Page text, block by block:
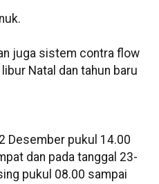
juga sistem contra flow
Natal dan tahun baru
Desember pukul 14.00
dan pada tanggal 23-
pukul 08.00 sampai